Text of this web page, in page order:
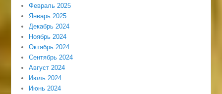
Февраль 2025
Январь 2025
Декабрь 2024
Ноябрь 2024
Октябрь 2024
Сентябрь 2024
Август 2024
Июль 2024
Июнь 2024